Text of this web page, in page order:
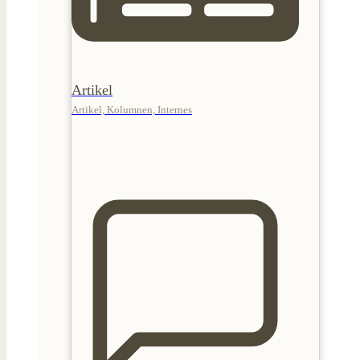
Artikel
Artikel, Kolumnen, Internes